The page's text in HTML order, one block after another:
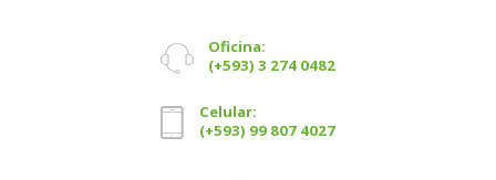
Oficina:
(+593) 3 274 0482
Celular:
(+593) 99 807 4027